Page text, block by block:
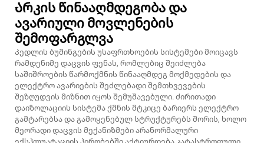
Არკის წინააღმდეგობა და
ავარიული მოვლენების
შემოფარგლვა
Კედლის ბუშინგების უსაფრთხოების სისტემები მოიცავს
რამდენიმე დაცვის ფენას, რომლებიც შეიძლება
საშიშროების წარმოქმნის წინააღმდეგ მოქმედების და
ელექტრო ავარიების შეძლებადი შემთხვევების
შეზღუდვის მიზნით იყოს შემუშავებული. ძირითადი
დაიზოლაციის სისტემა ქმნის მტკიცე ბარიერს ელექტრო
გამტარებსა და გამოყენებულ სტრუქტურებს შორის, ხოლო
მეორადი დაცვის მექანიზმები არანორმალური